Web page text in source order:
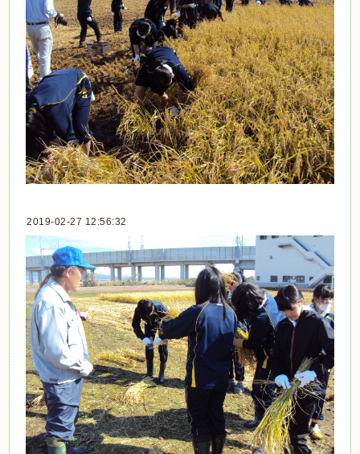
2019-02-27 12:56:32